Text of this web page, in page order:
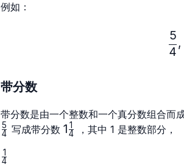
例如：
4
5
,
带分数
带分数是由一个整数和一个真分数组合而
4
5 写成带分数 1\frac{1}
14
1 ，其中 1 是整数部分，
\frac{1}
4
1